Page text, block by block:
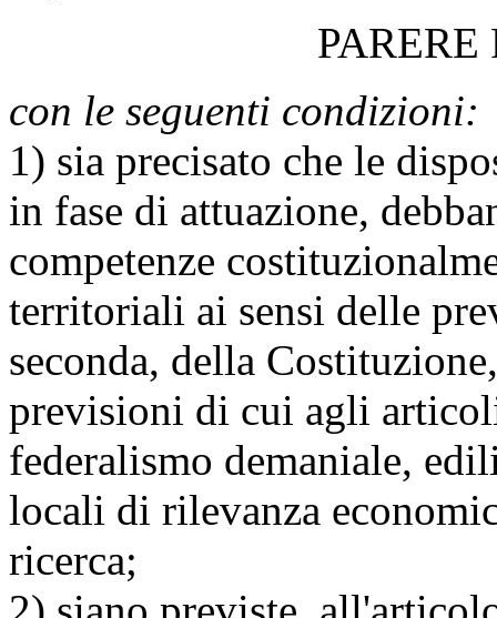
con le seguenti condizioni:
1) sia precisato che le
in fase di attuazione,
competenze
territoriali ai sensi delle
seconda, della
previsioni di cui agli
federalismo demaniale,
locali di rilevanza
ricerca;